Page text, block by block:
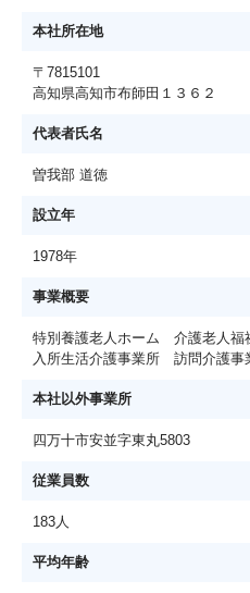
本社所在地
〒7815101
高知県高知市布師田１３６２
代表者氏名
曽我部 道徳
設立年
1978年
事業概要
特別養護老人ホーム 介護老人
入所生活介護事業所 訪問介護
本社以外事業所
四万十市安並字東丸5803
従業員数
183人
平均年齢